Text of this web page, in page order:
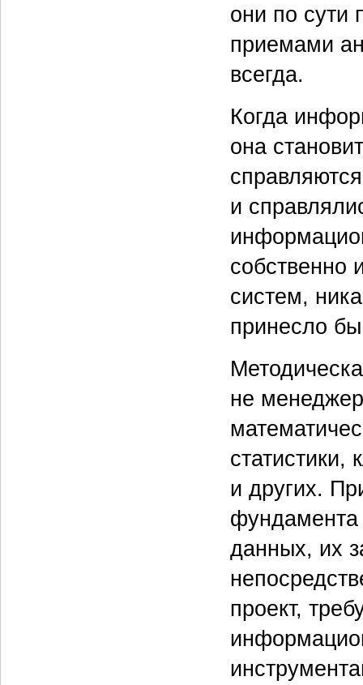
они по сути
приемами
всегда.
Когда
она
и
собственно
систем,
принесло
не
статистики,
и других.
фундамента
данных, их
проект,